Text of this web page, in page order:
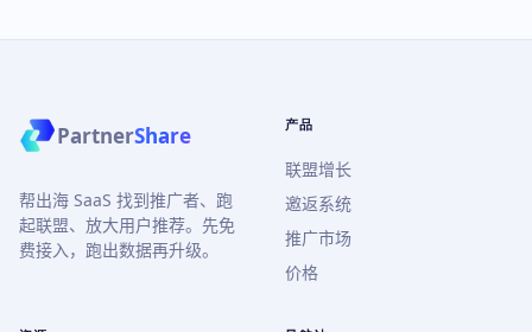
PartnerShare
帮出海 SaaS 找到推广者、跑
起联盟、放大用户推荐。先免
费接入，跑出数据再升级。
产品
联盟增长
邀返系统
推广市场
价格